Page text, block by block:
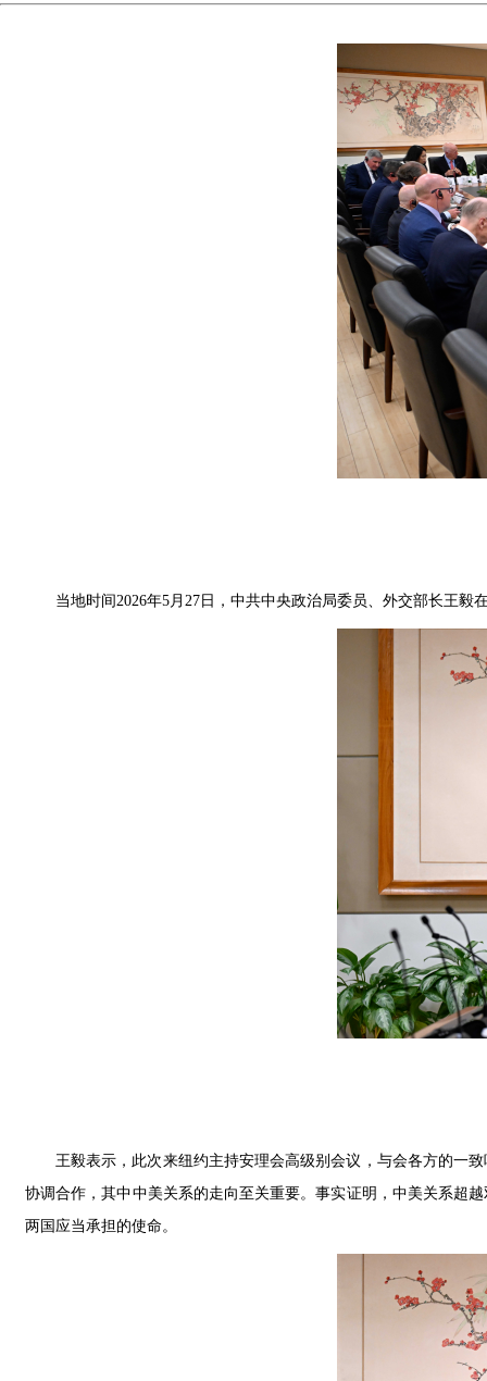
当地时间2026年5月27日，中共中央政治局委员、外交部长王
王毅表示，此次来纽约主持安理会高级别会议，与会各方的一
协调合作，其中中美关系的走向至关重要。事实证明，中美关系超
两国应当承担的使命。